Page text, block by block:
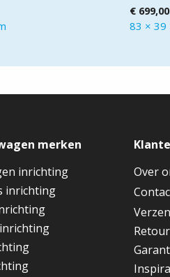
€699,00
83 × 39
merken
inrichting
inrichting
Over